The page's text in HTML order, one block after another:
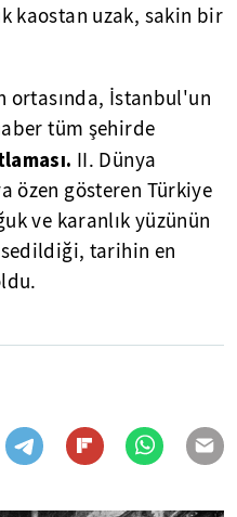
kaostan uzak, sakin bir
ortasında, İstanbul'un
tüm şehirde
II. Dünya
özen gösteren Türkiye
ve karanlık yüzünün
tarihin en